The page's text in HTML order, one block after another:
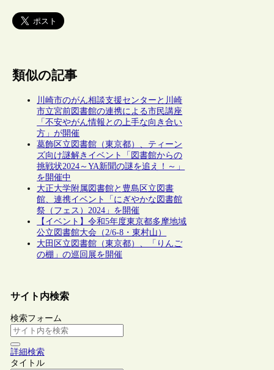
類似の記事
川崎市のがん相談支援センターと川崎
市立宮前図書館の連携による市民講座
「不安やがん情報との上手な向き合い
方」が開催
葛飾区立図書館（東京都）、ティーン
ズ向け謎解きイベント「図書館からの
挑戦状2024～YA新聞の謎を追え！～」
を開催中
大正大学附属図書館と豊島区立図書
館、連携イベント「にぎやかな図書館
祭（フェス）2024」を開催
【イベント】令和5年度東京都多摩地域
公立図書館大会（2/6-8・東村山）
大田区立図書館（東京都）、「りんご
の棚」の巡回展を開催
サイト内検索
検索フォーム
詳細検索
タイトル